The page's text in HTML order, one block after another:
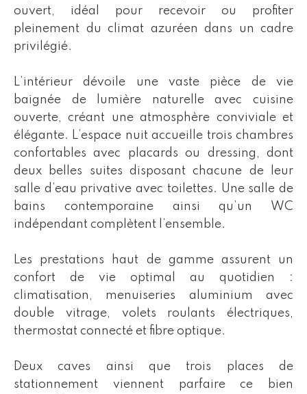
ouvert, idéal pour recevoir ou profiter
pleinement du climat azuréen dans un cadre
privilégié.
L’intérieur dévoile une vaste pièce de vie
baignée de lumière naturelle avec cuisine
ouverte, créant une atmosphère conviviale et
élégante. L’espace nuit accueille trois chambres
confortables avec placards ou dressing, dont
deux belles suites disposant chacune de leur
salle d’eau privative avec toilettes. Une salle de
bains contemporaine ainsi qu’un WC
indépendant complètent l’ensemble.
Les prestations haut de gamme assurent un
confort de vie optimal au quotidien :
climatisation, menuiseries aluminium avec
double vitrage, volets roulants électriques,
thermostat connecté et fibre optique.
Deux caves ainsi que trois places de
stationnement viennent parfaire ce bien